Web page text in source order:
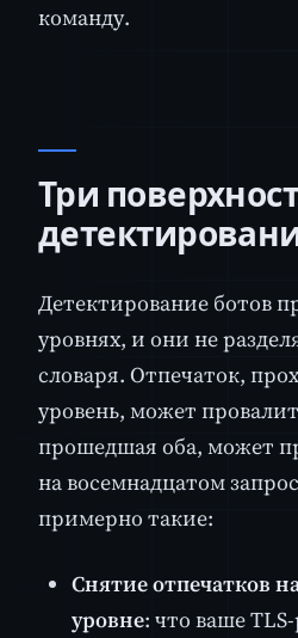
команду.
Три
Детектирование ботов
уровнях, и они не
словаря. Отпечаток,
уровень, может
прошедшая оба, может
на восемнадцатом
примерно такие:
Снятие отпечатков
уровне: что ваше